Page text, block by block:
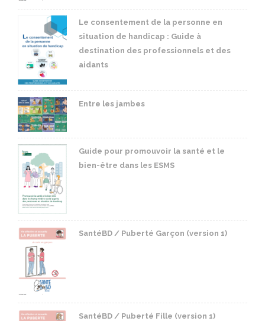
Le consentement de la personne en
situation de handicap : Guide à
destination des professionnels et des
aidants
Entre les jambes
Guide pour promouvoir la santé et le
bien-être dans les ESMS
SantéBD / Puberté Garçon (version 1)
SantéBD / Puberté Fille (version 1)